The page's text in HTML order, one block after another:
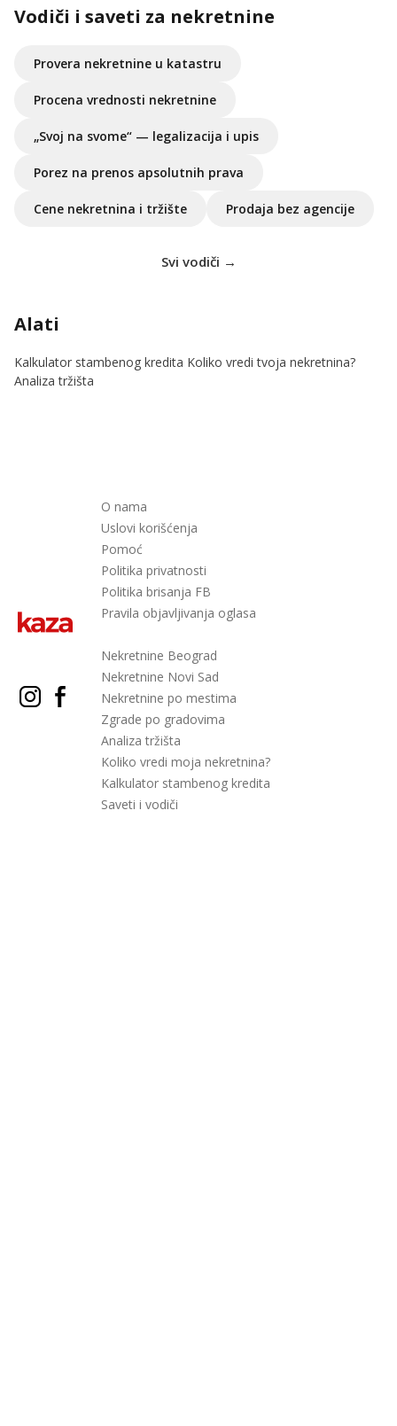
Vodiči i saveti za nekretnine
Provera nekretnine u katastru
Procena vrednosti nekretnine
„Svoj na svome“ — legalizacija i upis
Porez na prenos apsolutnih prava
Cene nekretnina i tržište Prodaja bez agencije
Svi vodiči →
Alati
Kalkulator stambenog kredita Koliko vredi tvoja nekretnina?
Analiza tržišta
O nama
Uslovi korišćenja
Pomoć
Politika privatnosti
Politika brisanja FB
Pravila objavljivanja oglasa
Nekretnine Beograd
Nekretnine Novi Sad
Nekretnine po mestima
Zgrade po gradovima
Analiza tržišta
Koliko vredi moja nekretnina?
Kalkulator stambenog kredita
Saveti i vodiči